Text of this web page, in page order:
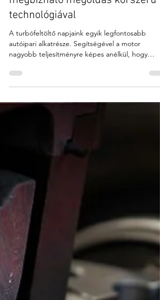
Turbó felújítás Győr – gyors és
megbízható megoldás korszerű
technológiával
A turbófeltöltő napjaink egyik legfontosabb
nagyobb teljesítményre képes anélkül, hogy
jelentősen növelni kellene annak méretét vagy
rendkívül magas fordulatszámon, komoly
meghibásodás jelentkezhet. Ilyenkor a szakszerű